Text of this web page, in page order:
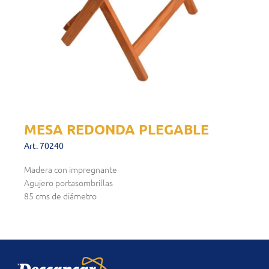
MESA REDONDA PLEGABLE
Art. 70240
Madera con impregnante
Agujero portasombrillas
85 cms de diámetro